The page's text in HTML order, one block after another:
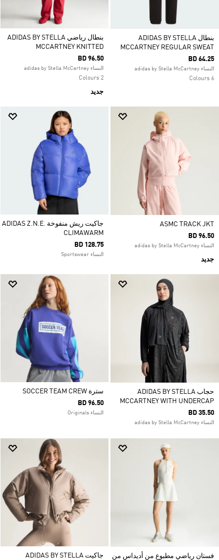
بنطال ADIDAS BY STELLA
MCCARTNEY REGULAR SWEAT
BD 64.25
النساء adidas by Stella McCartney
6 Colours
بنطال رياضي ADIDAS BY STELLA
MCCARTNEY KNITTED
BD 96.50
النساء adidas by Stella McCartney
2 Colours
جديد
ASMC TRACK JKT
BD 96.50
النساء adidas by Stella McCartney
جديد
جاكيت ريش منفوخة ADIDAS Z.N.E.
CLIMAWARM
BD 128.75
النساء Sportswear
حجاب ADIDAS BY STELLA
MCCARTNEY WITH UNDERCAP
BD 35.50
النساء adidas by Stella McCartney
سترة SOCCER TEAM CREW
BD 96.50
النساء Originals
فستان رياضي مطبوع من أديداس من
جاكيت ADIDAS BY STELLA